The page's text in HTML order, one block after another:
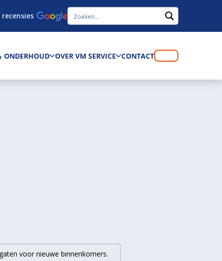
recensies
ONDERHOUD OVER VM SERVICE CONTACT
voor nieuwe binnenkomers.